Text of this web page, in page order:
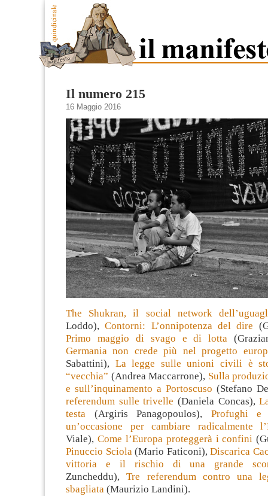
Il numero 215
16 Maggio 2016
The Shukran, il social network
Loddo),Contorni: L’onnipotenza del dire
Primo maggio di svago e di lotta
Germania non crede più nel progetto
Sabattini), La legge sulle unioni civili è
“vecchia” (Andrea Maccarrone), Sulla
e sull’inquinamento a Portoscuso (Stefano
referendum sulle trivelle (Daniela Concas),
testa (Argiris Panagopoulos), Profughi e
un’occasione per cambiare radicalmente
Viale), Come l’Europa proteggerà i confini
Pinuccio Sciola(Mario Faticoni), Discarica
vittoria e il rischio di una grande
Zuncheddu),Tre referendum contro una
sbagliata (Maurizio Landini).